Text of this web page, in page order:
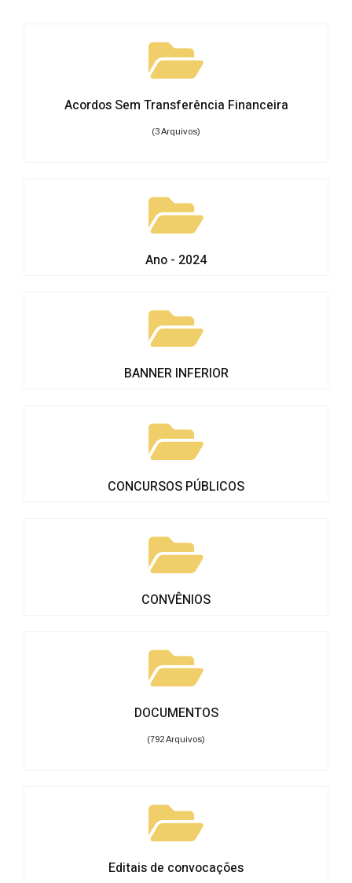
Acordos Sem Transferência Financeira
(3 Arquivos)
Ano - 2024
BANNER INFERIOR
CONCURSOS PÚBLICOS
CONVÊNIOS
DOCUMENTOS
(792 Arquivos)
Editais de convocações